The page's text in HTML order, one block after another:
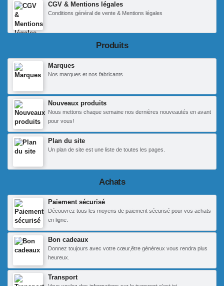
CGV & Mentions légales
Conditions général de vente & Mentions légales
Produits
Marques
Nos marques et nos fabricants
Nouveaux produits
Nous mettons chaque semaine nos dernières nouveautés en avant
pour vous!
Plan du site
Un plan de site est une liste de toutes les pages.
Achats
Paiement sécurisé
Découvrez tous les moyens de paiement sécurisé pour vos achats
en ligne.
Bon cadeaux
Donnez toujours avec votre cœur,être généreux vous rendra plus
heureux.
Transport